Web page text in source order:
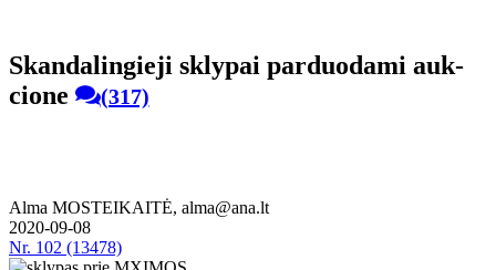
Skan­da­lin­gie­ji skly­pai par­duo­da­mi auk­
cio­ne
(317)
Alma MOSTEIKAITĖ, alma@ana.lt
2020-09-08
Nr. 102 (13478)